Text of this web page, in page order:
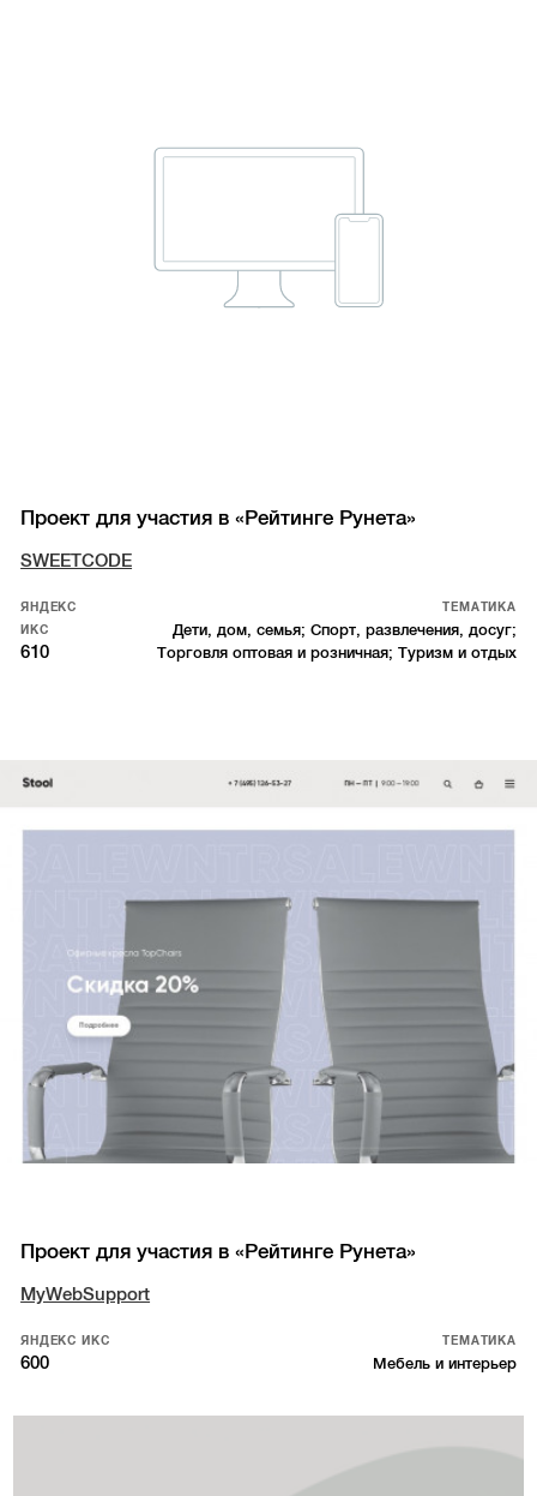
Проект для участия в «Рейтинге Рунета»
SWEETCODE
ЯНДЕКС
ИКС
610
ТЕМАТИКА
Дети, дом, семья; Спорт, развлечения, досуг;
Торговля оптовая и розничная; Туризм и отдых
Проект для участия в «Рейтинге Рунета»
MyWebSupport
ЯНДЕКС ИКС
600
ТЕМАТИКА
Мебель и интерьер